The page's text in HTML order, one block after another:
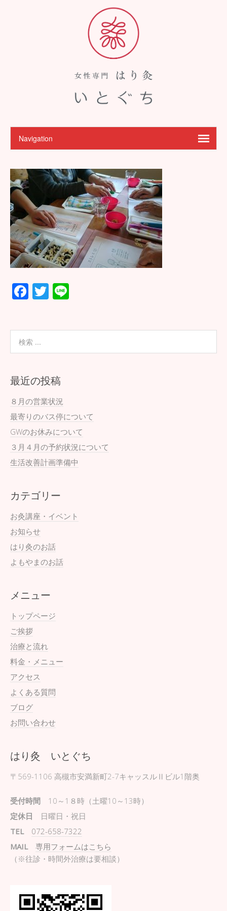
F
b
o
o
k
T
最近の投稿
８月の営業状況
最寄りのバス停について
GWのお休みについて
３月４月の予約状況について
生活改善計画準備中
カテゴリー
お灸講座・イベント
お知らせ
はり灸のお話
よもやまのお話
メニュー
トップページ
ご挨拶
治療と流れ
料金・メニュー
アクセス
よくある質問
ブログ
お問い合わせ
はり灸 いとぐち
〒569-1106 高槻市安満新町2-7キャッスルⅡビル1階奥
受付時間 10～1８時（土曜10～13時）
定休日 日曜日・祝日
TEL
072-658-7322
MAIL
専用フォームはこちら
（※往診・時間外治療は要相談）